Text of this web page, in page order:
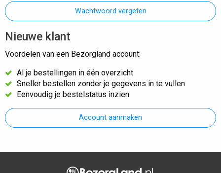
Wachtwoord vergeten
Nieuwe klant
Voordelen van een Bezorgland account:
Al je bestellingen in één overzicht
Sneller bestellen zonder je gegevens in te vullen
Eenvoudig je bestelstatus inzien
Account aanmaken